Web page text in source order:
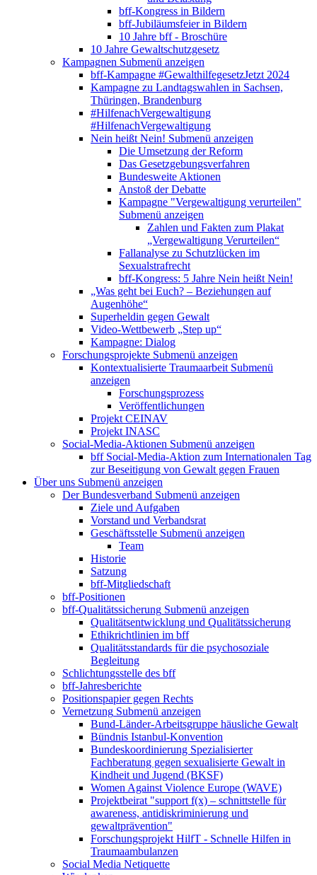
bff-Kongress in Bildern
bff-Jubiläumsfeier in Bildern
10 Jahre bff - Broschüre
10 Jahre Gewaltschutzgesetz
Kampagnen Submenü anzeigen
bff-Kampagne #GewalthilfegesetzJetzt 2024
Kampagne zu Landtagswahlen in Sachsen,
Thüringen, Brandenburg
#HilfenachVergewaltigung
#HilfenachVergewaltigung
Nein heißt Nein! Submenü anzeigen
Die Umsetzung der Reform
Das Gesetzgebungsverfahren
Bundesweite Aktionen
Anstoß der Debatte
Kampagne "Vergewaltigung verurteilen"
Submenü anzeigen
Zahlen und Fakten zum Plakat
„Vergewaltigung Verurteilen“
Fallanalyse zu Schutzlücken im
Sexualstrafrecht
bff-Kongress: 5 Jahre Nein heißt Nein!
„Was geht bei Euch? – Beziehungen auf
Augenhöhe“
Superheldin gegen Gewalt
Video-Wettbewerb „Step up“
Kampagne: Dialog
Forschungsprojekte Submenü anzeigen
Kontextualisierte Traumaarbeit Submenü
anzeigen
Forschungsprozess
Veröffentlichungen
Projekt CEINAV
Projekt INASC
Social-Media-Aktionen Submenü anzeigen
bff Social-Media-Aktion zum Internationalen Tag
zur Beseitigung von Gewalt gegen Frauen
Über uns Submenü anzeigen
Der Bundesverband Submenü anzeigen
Ziele und Aufgaben
Vorstand und Verbandsrat
Geschäftsstelle Submenü anzeigen
Team
Historie
Satzung
bff-Mitgliedschaft
bff-Positionen
bff-Qualitätssicherung Submenü anzeigen
Qualitätsentwicklung und Qualitätssicherung
Ethikrichtlinien im bff
Qualitätsstandards für die psychosoziale
Begleitung
Schlichtungsstelle des bff
bff-Jahresberichte
Positionspapier gegen Rechts
Vernetzung Submenü anzeigen
Bund-Länder-Arbeitsgruppe häusliche Gewalt
Bündnis Istanbul-Konvention
Bundeskoordinierung Spezialisierter
Fachberatung gegen sexualisierte Gewalt in
Kindheit und Jugend (BKSF)
Women Against Violence Europe (WAVE)
Projektbeirat "support f(x) – schnittstelle für
awareness, antidiskriminierung und
gewaltprävention"
Forschungsprojekt HilfT - Schnelle Hilfen in
Traumaambulanzen
Social Media Netiquette